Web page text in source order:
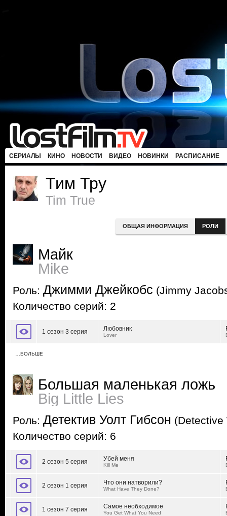
СЕРИАЛЫ КИНО НОВОСТИ ВИДЕО НОВИНКИ РАСПИСАНИЕ
Тим Тру
Tim True
ОБЩАЯ ИНФОРМАЦИЯ РОЛИ
Майк
Mike
Роль: Джимми Джейкобс (Jimmy
Количество серий: 2
1 сезон 3 серия Любовник
Lover
…БОЛЬШЕ
Большая маленькая ложь
Big Little Lies
Роль: Детектив Уолт Гибсон (Detective
Количество серий: 6
2 сезон 5 серия Убей меня
Kill Me
2 сезон 1 серия Что они натворили?
What Have They Done?
1 сезон 7 серия Самое необходимое
You Get What You Need